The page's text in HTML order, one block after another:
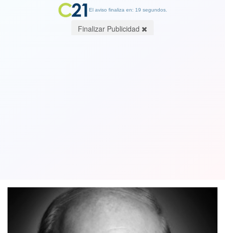
El aviso finaliza en: 19 segundos.
Finalizar Publicidad